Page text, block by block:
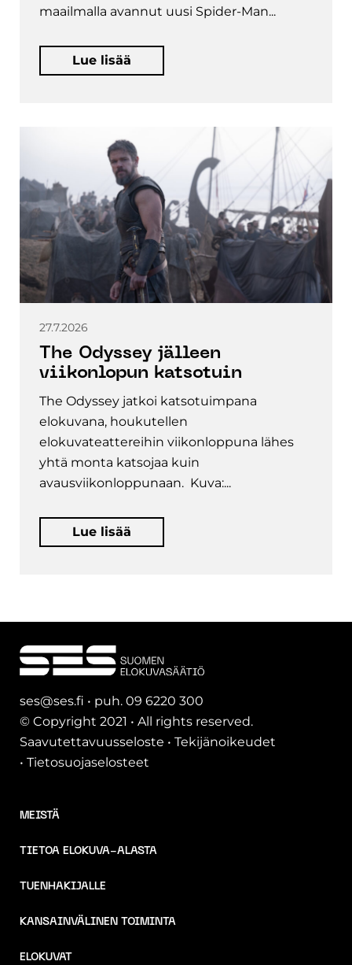
maailmalla avannut uusi Spider-Man...
Lue lisää
27.7.2026
The Odyssey jälleen
viikonlopun katsotuin
The Odyssey jatkoi katsotuimpana
elokuvana, houkutellen
elokuvateattereihin viikonloppuna lähes
yhtä monta katsojaa kuin
avausviikonloppunaan. Kuva:...
Lue lisää
ses@ses.fi • puh. 09 6220 300
© Copyright 2021 • All rights reserved.
Saavutettavuusseloste • Tekijänoikeudet
• Tietosuojaselosteet
MEISTÄ
TIETOA ELOKUVA-ALASTA
TUENHAKIJALLE
KANSAINVÄLINEN TOIMINTA
ELOKUVAT